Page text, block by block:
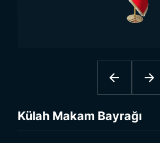
Bayrak:-
Etrafı Sim:- Direk:
Külah Makam Bayrağı
Ürünlere Göz At